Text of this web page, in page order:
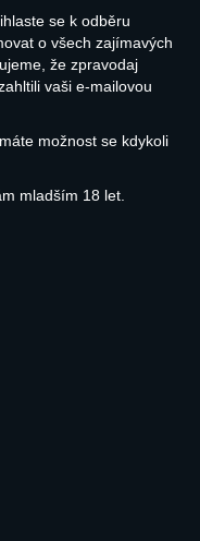
se k odběru
o všech zajímavých
že zpravodaj
vaši e-mailovou
možnost se kdykoli
mladším 18 let.